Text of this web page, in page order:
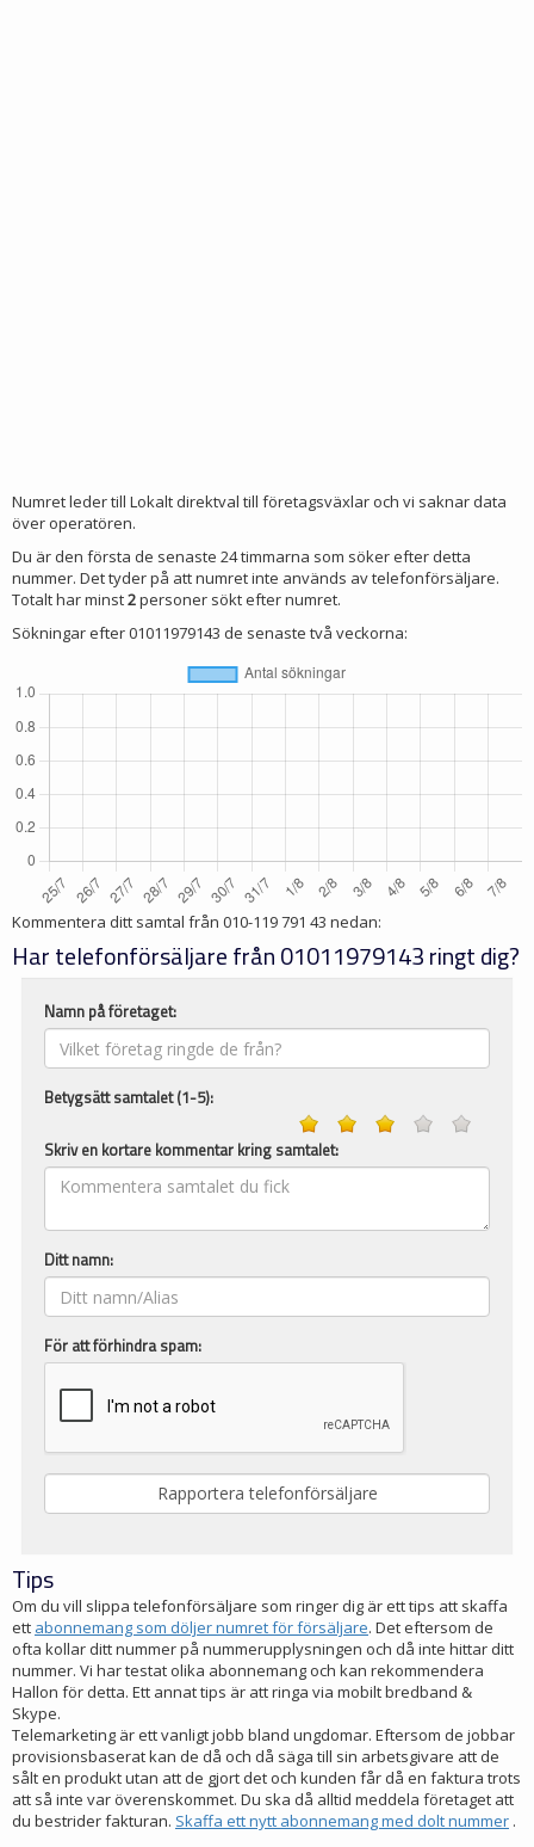
Numret leder till Lokalt direktval till företagsväxlar och vi saknar data
över operatören.
Du är den första de senaste 24 timmarna som söker efter detta
nummer. Det tyder på att numret inte används av telefonförsäljare.
Totalt har minst2personer sökt efter numret.
Sökningar efter 01011979143 de senaste två veckorna:
Kommentera ditt samtal från 010-119 791 43 nedan:
Har telefonförsäljare från 01011979143 ringt dig?
Namn på företaget:
Betygsätt samtalet (1-5):
Skriv en kortare kommentar kring samtalet:
Ditt namn:
För att förhindra spam:
Tips
Om du vill slippa telefonförsäljare som ringer dig är ett tips att skaffa
ett abonnemang som döljer numret för försäljare. Det eftersom de
ofta kollar ditt nummer på nummerupplysningen och då inte hittar ditt
nummer. Vi har testat olika abonnemang och kan rekommendera
Hallon för detta. Ett annat tips är att ringa via mobilt bredband &
Skype.
Telemarketing är ett vanligt jobb bland ungdomar. Eftersom de jobbar
provisionsbaserat kan de då och då säga till sin arbetsgivare att de
sålt en produkt utan att de gjort det och kunden får då en faktura trots
att så inte var överenskommet. Du ska då alltid meddela företaget att
du bestrider fakturan. Skaffa ett nytt abonnemang med dolt nummer .